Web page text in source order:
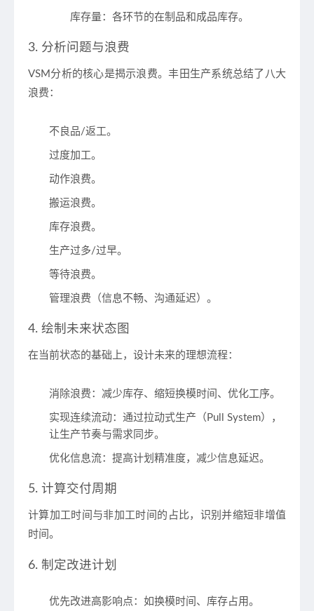
库存量：各环节的在制品和成品库存。
3. 分析问题与浪费
VSM分析的核心是揭示浪费。丰田生产系统总结了八大
浪费：
不良品/返工。
过度加工。
动作浪费。
搬运浪费。
库存浪费。
生产过多/过早。
等待浪费。
管理浪费（信息不畅、沟通延迟）。
4. 绘制未来状态图
在当前状态的基础上，设计未来的理想流程：
消除浪费 ：减少库存、缩短换模时间、优化工序。
实现连续流动：通过拉动式生产（Pull System），
让生产节奏与需求同步。
优化信息流：提高计划精准度，减少信息延迟。
5. 计算交付周期
计算加工时间与非加工时间的占比，识别并缩短非增值
时间。
6. 制定改进计划
优先改进高影响点 ：如换模时间、库存占用。